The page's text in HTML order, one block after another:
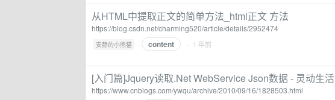
从HTML中提取正文的简单方法_html正文 方法
https://blog.csdn.net/charming520/article/details/2952474
安静的小熊猫 · content · 1 年前
[入门篇]Jquery读取.Net WebService Json数据 - 灵动生活
https://www.cnblogs.com/ywqu/archive/2010/09/16/1828503.html